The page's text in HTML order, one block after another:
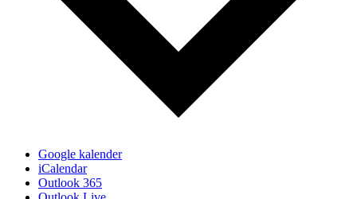
Google kalender
iCalendar
Outlook 365